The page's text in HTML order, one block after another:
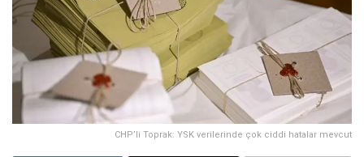
CHP’li Toprak: YSK verilerinde çok ciddi hatalar mevcut